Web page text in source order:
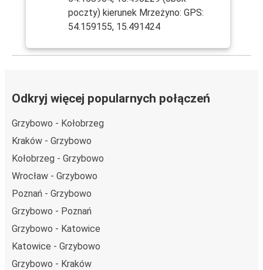
poczty) kierunek Mrzeżyno: GPS:
54.159155, 15.491424
Odkryj więcej popularnych połączeń
Grzybowo - Kołobrzeg
Kraków - Grzybowo
Kołobrzeg - Grzybowo
Wrocław - Grzybowo
Poznań - Grzybowo
Grzybowo - Poznań
Grzybowo - Katowice
Katowice - Grzybowo
Grzybowo - Kraków